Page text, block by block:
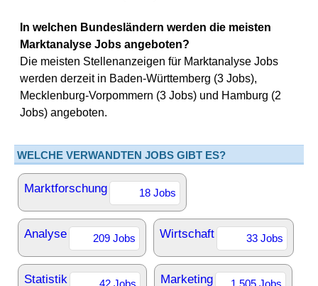
In welchen Bundesländern werden die meisten
Marktanalyse Jobs angeboten?
Die meisten Stellenanzeigen für Marktanalyse Jobs
werden derzeit in Baden-Württemberg (3 Jobs),
Mecklenburg-Vorpommern (3 Jobs) und Hamburg (2
Jobs) angeboten.
WELCHE VERWANDTEN JOBS GIBT ES?
Marktforschung 18 Jobs
Analyse 209 Jobs Wirtschaft 33 Jobs
Statistik 42 Jobs Marketing 1.505 Jobs